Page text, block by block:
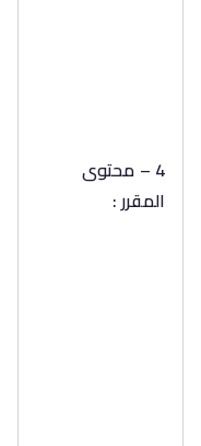
4 – محتوى
المقرر :